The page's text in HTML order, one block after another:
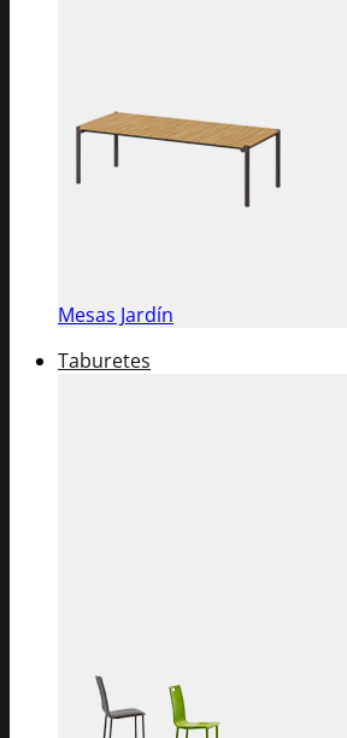
Mesas Jardín
Taburetes